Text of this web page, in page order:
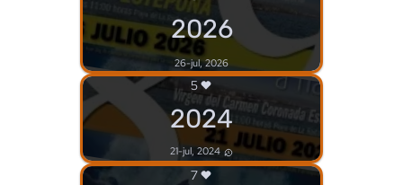
2026
26-jul, 2026
5
2024
21-jul, 2024
7